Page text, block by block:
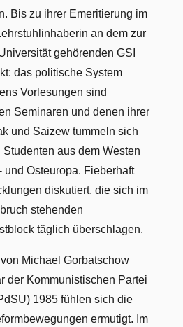
Bis zu ihrer Emeritierung im
an dem zur
gehörenden GSI
das politische System
Vorlesungen sind
Seminaren und denen ihrer
und Saizew tummeln sich
aus dem Westen
und Osteuropa. Fieberhaft
diskutiert, die sich im
stehenden
täglich überschlagen.
Michael Gorbatschow
der Kommunistischen Partei
1985 fühlen sich die
ermutigt. Im